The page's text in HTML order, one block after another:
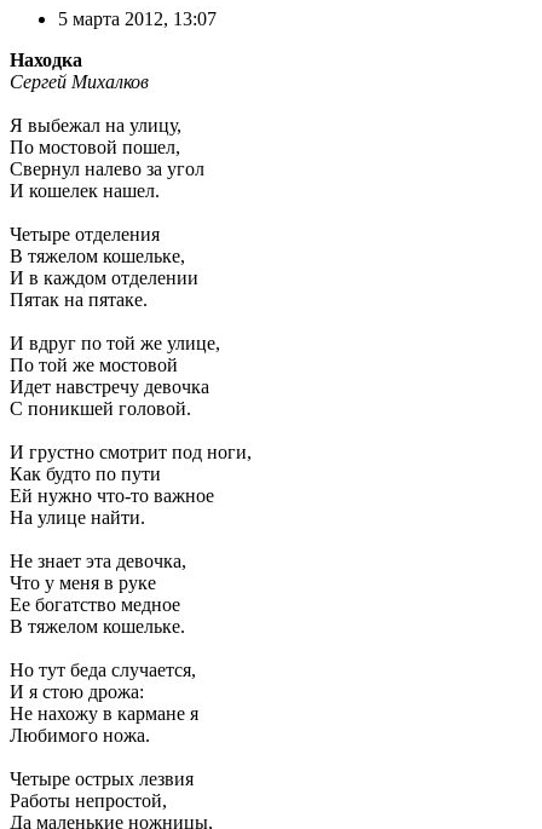
5 марта 2012, 13:07
Находка
Сергей Михалков
Я выбежал на улицу,
По мостовой пошел,
Свернул налево за угол
И кошелек нашел.
Четыре отделения
В тяжелом кошельке,
И в каждом отделении
Пятак на пятаке.
И вдруг по той же улице,
По той же мостовой
Идет навстречу девочка
С поникшей головой.
И грустно смотрит под ноги,
Как будто по пути
Ей нужно что-то важное
На улице найти.
Не знает эта девочка,
Что у меня в руке
Ее богатство медное
В тяжелом кошельке.
Но тут беда случается,
И я стою дрожа:
Не нахожу в кармане я
Любимого ножа.
Четыре острых лезвия
Работы непростой,
Да маленькие ножницы,